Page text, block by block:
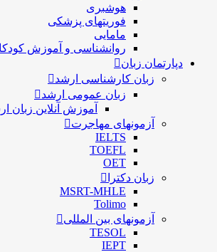
هوشبری
فوریتهای پزشکی
مامایی
روانشناسی و آموزش
دپارتمان زبان
زبان کارشناسی ارشد
زبان عمومی ارشد
آموزش آنلاین زبان
آزمونهای مهاجرت
IELTS
TOEFL
OET
زبان دکترا
MSRT-MHLE
Tolimo
آزمونهای بین المللی
TESOL
IEPT